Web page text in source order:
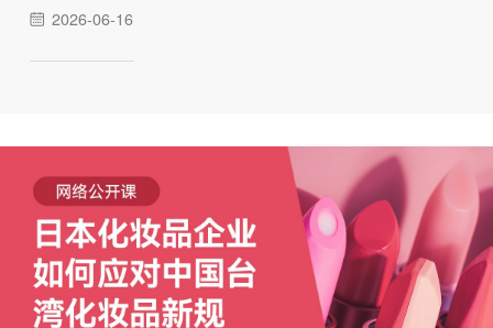
2026-06-16